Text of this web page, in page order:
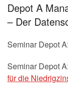
Depot A
– Der
Seminar Depot A:
Seminar Depot A:
für die